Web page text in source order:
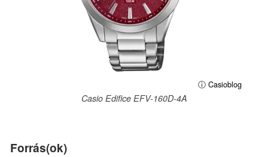
ⓘ Casioblog
Casio Edifice EFV-160D-4A
Forrás(ok)